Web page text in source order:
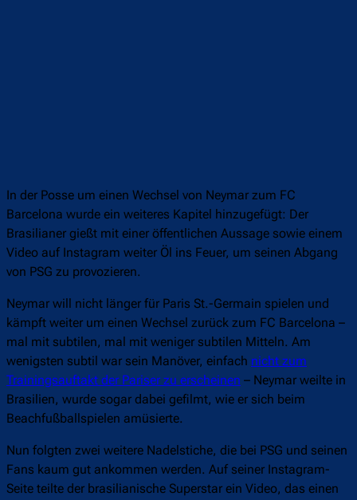
In der Posse um einen Wechsel von Neymar zum FC
Barcelona wurde ein weiteres Kapitel hinzugefügt: Der
Brasilianer gießt mit einer öffentlichen Aussage sowie einem
Video auf Instagram weiter Öl ins Feuer, um seinen Abgang
von PSG zu provozieren.
Neymar will nicht länger für Paris St.-Germain spielen und
kämpft weiter um einen Wechsel zurück zum FC Barcelona –
mal mit subtilen, mal mit weniger subtilen Mitteln. Am
wenigsten subtil war sein Manöver, einfach nicht zum
Trainingsauftakt der Pariser zu erscheinen – Neymar weilte in
Brasilien, wurde sogar dabei gefilmt, wie er sich beim
Beachfußballspielen amüsierte.
Nun folgten zwei weitere Nadelstiche, die bei PSG und seinen
Fans kaum gut ankommen werden. Auf seiner Instagram-
Seite teilte der brasilianische Superstar ein Video, das einen